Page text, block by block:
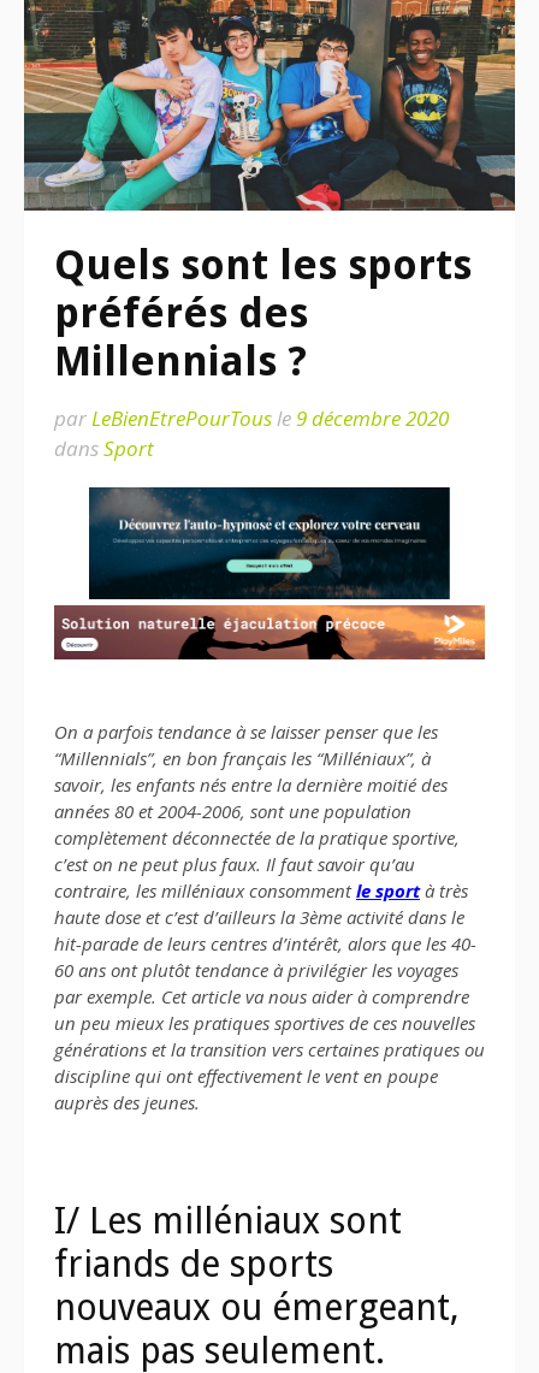
Quels sont les sports
préférés des
Millennials ?
parLeBienEtrePourTousle9 décembre 2020
dansSport
On a parfois tendance à se laisser penser que les
“Millennials”, en bon français les “Milléniaux”, à
savoir, les enfants nés entre la dernière moitié des
années 80 et 2004-2006, sont une population
complètement déconnectée de la pratique sportive,
c’est on ne peut plus faux. Il faut savoir qu’au
contraire, les milléniaux consommentle sportà très
haute dose et c’est d’ailleurs la 3ème activité dans le
hit-parade de leurs centres d’intérêt, alors que les 40-
60 ans ont plutôt tendance à privilégier les voyages
par exemple. Cet article va nous aider à comprendre
un peu mieux les pratiques sportives de ces nouvelles
générations et la transition vers certaines pratiques ou
discipline qui ont effectivement le vent en poupe
auprès des jeunes.
I/ Les milléniaux sont
friands de sports
nouveaux ou émergeant,
mais pas seulement.